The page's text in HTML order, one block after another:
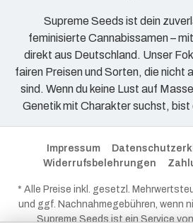
Supreme Seeds ist dein
feminisierte Cannabissamen –
direkt aus Deutschland. Unser
fairen Preisen und Sorten, die nicht
sind. Wenn du keine Lust auf
Genetik mit Charakter suchst, bist
Impressum
Widerrufsbelehrungen
* Alle Preise inkl. gesetzl.
und ggf. Nachnahmegebühren, wenn
Supreme Seeds ist ein Service